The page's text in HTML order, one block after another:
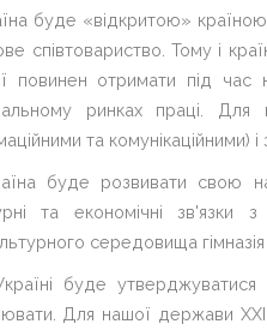
буде «відкритою»
співтовариство. Тому і
повинен отримати під
ринках праці.
та комунікаційними)
буде розвивати свою
та економічні
середовища
буде
Для нашої держави